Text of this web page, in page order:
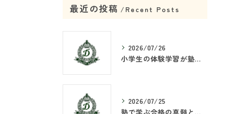
最近の投稿 Recent Posts
2026/07/26
小学生の体験学習が塾で重要な理由
2026/07/25
塾で学ぶ合格の真髄とは何か